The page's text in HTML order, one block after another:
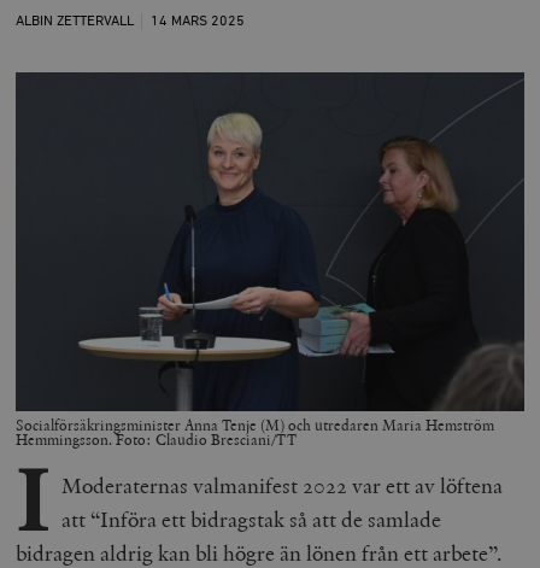
ALBIN ZETTERVALL 14 MARS 2025
Socialförsäkringsminister Anna Tenje (M) och utredaren Maria Hemström
Hemmingsson. Foto: Claudio Bresciani/TT
I Moderaternas valmanifest 2022 var ett av löftena
att “Införa ett bidragstak så att de samlade
bidragen aldrig kan bli högre än lönen från ett arbete”.